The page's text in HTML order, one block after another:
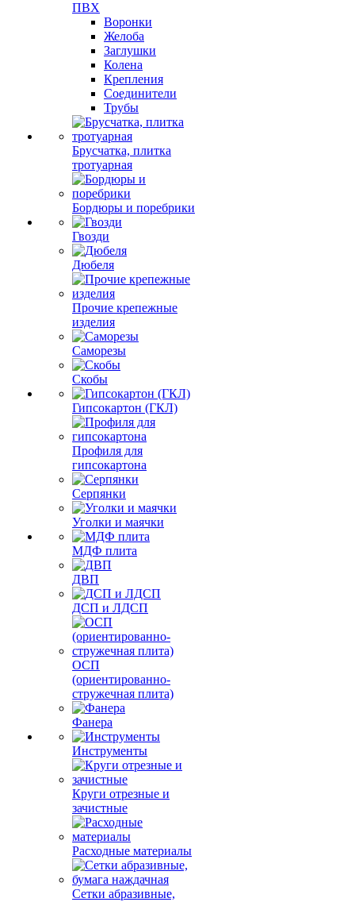
ПВХ
Воронки
Желоба
Заглушки
Колена
Крепления
Соединители
Трубы
Брусчатка, плитка
тротуарная
Бордюры и поребрики
Гвозди
Дюбеля
Прочие крепежные
изделия
Саморезы
Скобы
Гипсокартон (ГКЛ)
Профиля для
гипсокартона
Серпянки
Уголки и маячки
МДФ плита
ДВП
ДСП и ЛДСП
ОСП
(ориентированно-
стружечная плита)
Фанера
Инструменты
Круги отрезные и
зачистные
Расходные материалы
Сетки абразивные,